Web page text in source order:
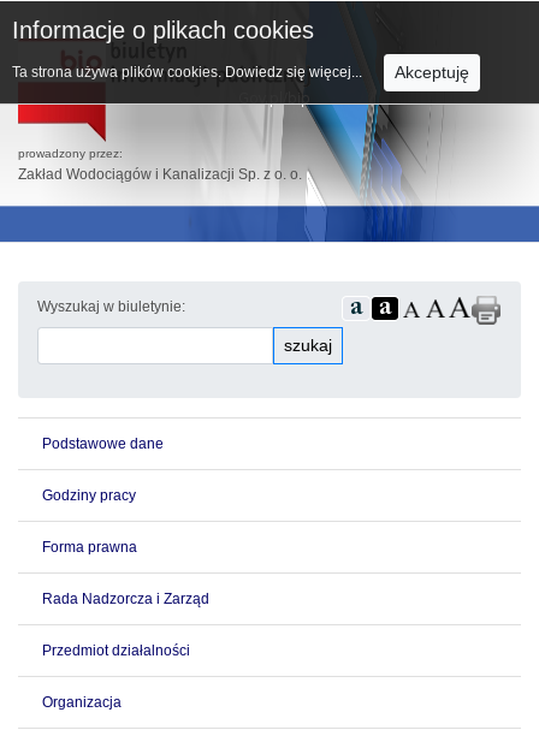
prowadzony przez:
Zakład Wodociągów i Kanalizacji Sp. z o. o.
Wyszukaj w biuletynie:
szukaj
Podstawowe dane
Godziny pracy
Forma prawna
Rada Nadzorcza i Zarząd
Przedmiot działalności
Organizacja
Informacje o plikach cookies
Ta strona używa plików cookies. Dowiedz się więcej... Akceptuję